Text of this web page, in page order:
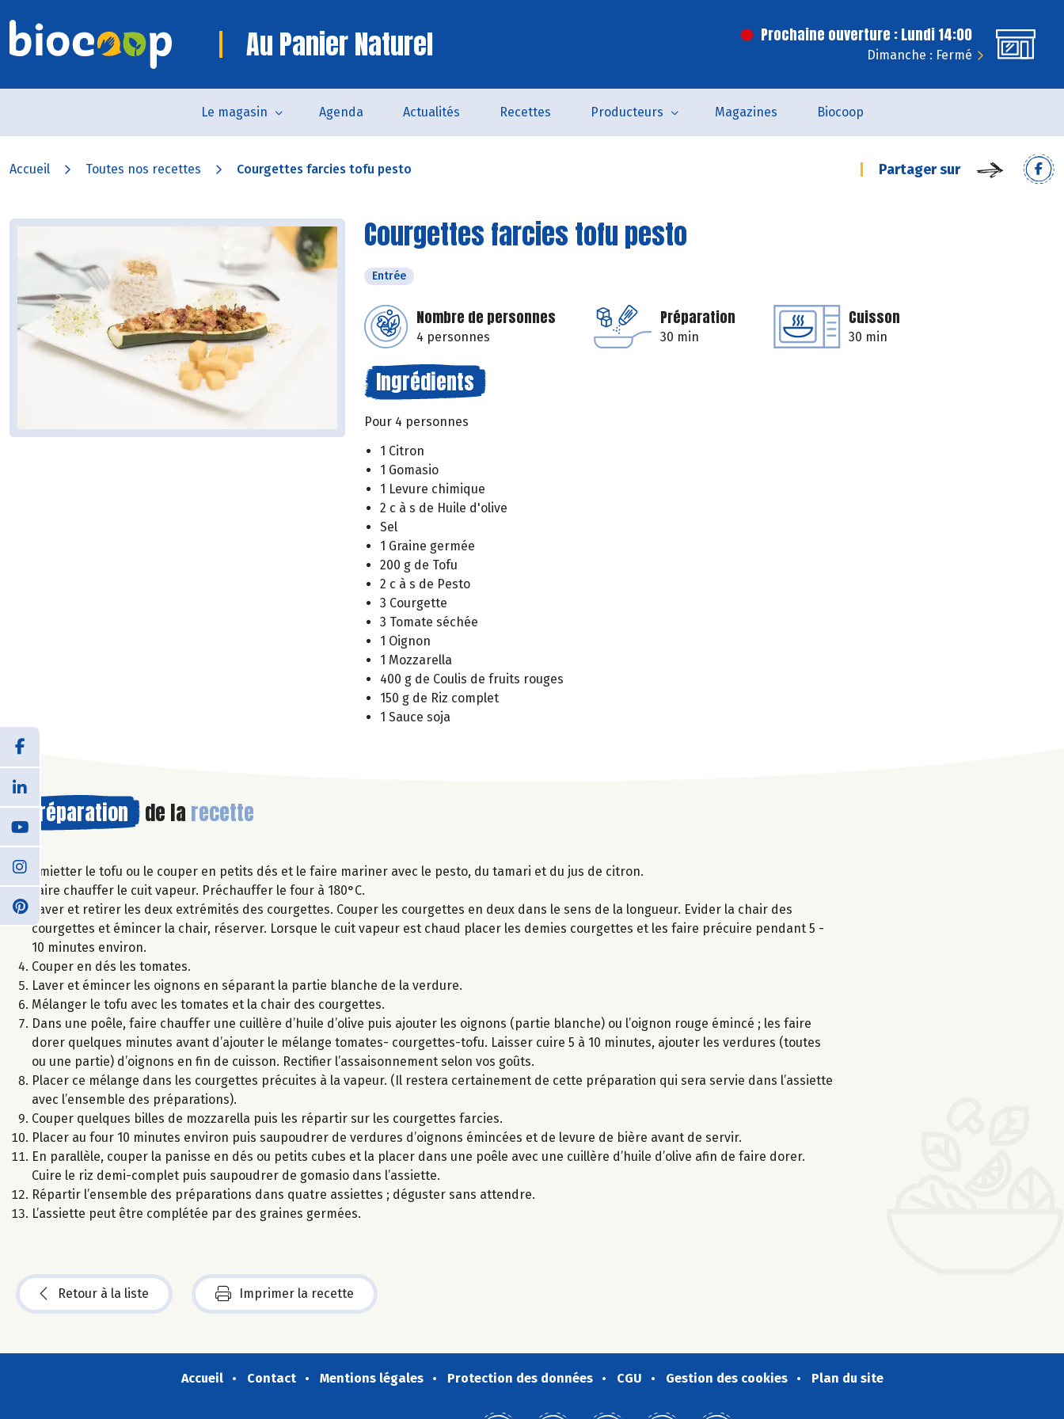
Au Panier Naturel Prochaine ouverture : Lundi 14:00
Dimanche : Fermé
Le magasin Agenda Actualités Recettes Producteurs Magazines Biocoop
Accueil Toutes nos recettes Courgettes farcies tofu pesto Partager sur
Courgettes farcies tofu pesto
Entrée
Nombre de personnes
4 personnes
Préparation
30 min
Cuisson
30 min
Ingrédients
Pour 4 personnes
1 Citron
1 Gomasio
1 Levure chimique
2 c à s de Huile d'olive
Sel
1 Graine germée
200 g de Tofu
2 c à s de Pesto
3 Courgette
3 Tomate séchée
1 Oignon
1 Mozzarella
400 g de Coulis de fruits rouges
150 g de Riz complet
1 Sauce soja
Préparation de la recette
Emietter le tofu ou le couper en petits dés et le faire mariner avec le pesto, du tamari et du jus de citron.
Faire chauffer le cuit vapeur. Préchauffer le four à 180°C.
Laver et retirer les deux extrémités des courgettes. Couper les courgettes en deux dans le sens de la longueur. Evider la chair des
courgettes et émincer la chair, réserver. Lorsque le cuit vapeur est chaud placer les demies courgettes et les faire précuire pendant 5 -
10 minutes environ.
Couper en dés les tomates.
Laver et émincer les oignons en séparant la partie blanche de la verdure.
Mélanger le tofu avec les tomates et la chair des courgettes.
Dans une poêle, faire chauffer une cuillère d’huile d’olive puis ajouter les oignons (partie blanche) ou l’oignon rouge émincé ; les faire
dorer quelques minutes avant d’ajouter le mélange tomates- courgettes-tofu. Laisser cuire 5 à 10 minutes, ajouter les verdures (toutes
ou une partie) d’oignons en fin de cuisson. Rectifier l’assaisonnement selon vos goûts.
Placer ce mélange dans les courgettes précuites à la vapeur. (Il restera certainement de cette préparation qui sera servie dans l’assiette
avec l’ensemble des préparations).
Couper quelques billes de mozzarella puis les répartir sur les courgettes farcies.
Placer au four 10 minutes environ puis saupoudrer de verdures d’oignons émincées et de levure de bière avant de servir.
En parallèle, couper la panisse en dés ou petits cubes et la placer dans une poêle avec une cuillère d’huile d’olive afin de faire dorer.
Cuire le riz demi-complet puis saupoudrer de gomasio dans l’assiette.
Répartir l’ensemble des préparations dans quatre assiettes ; déguster sans attendre.
L’assiette peut être complétée par des graines germées.
Retour à la liste Imprimer la recette
Accueil Contact Mentions légales Protection des données CGU Gestion des cookies Plan du site